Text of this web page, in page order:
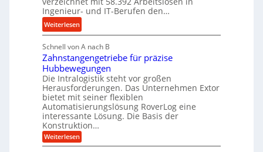
a
u
l
i
m
V
e
r
g
l
e
e
b
i
g
e
K
u
g
e
l
g
e
w
t
e
i
g
r
t
U
m
s
a
t
z
Ingenieur- und IT-Berufen den…
Weiterlesen:
M
e
h
r
A
r
b
e
i
t
s
Schnell von A nach B
Zahnstangengetriebe für präzise
Hubbewegungen
Die Intralogistik steht vor großen
Herausforderungen. Das Unternehmen Extor
bietet mit seiner flexiblen
Automatisierungslösung RoverLog eine
interessante Lösung. Die Basis der
Konstruktion…
Weiterlesen:
Z